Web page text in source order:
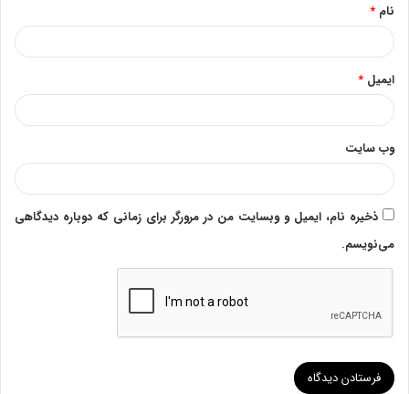
نام *
ایمیل *
وب‌ سایت
ذخیره نام، ایمیل و وبسایت من در مرورگر برای زمانی که دوباره دیدگاهی
می‌نویسم.